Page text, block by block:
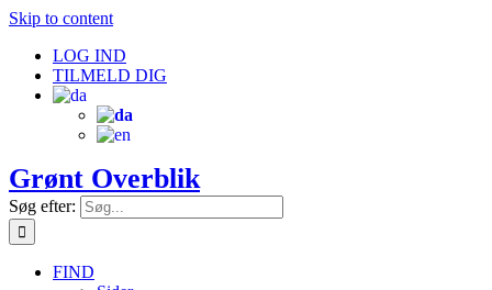
Skip to content
LOG IND
TILMELD DIG
Grønt Overblik
Søg efter:
FIND